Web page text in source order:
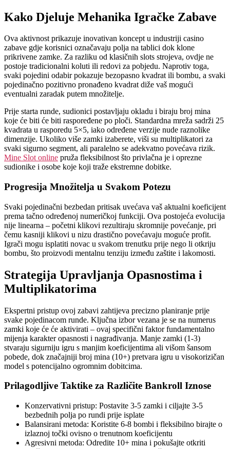
Kako Djeluje Mehanika Igračke Zabave
Ova aktivnost prikazuje inovativan koncept u industriji casino
zabave gdje korisnici označavaju polja na tablici dok klone
prikrivene zamke. Za razliku od klasičnih slots strojeva, ovdje ne
postoje tradicionalni koluti ili redovi za pobjedu. Naprotiv toga,
svaki pojedini odabir pokazuje bezopasno kvadrat ili bombu, a svaki
pojedinačno pozitivno pronađeno kvadrat diže vaš mogući
eventualni zaradak putem množitelje.
Prije starta runde, sudionici postavljaju okladu i biraju broj mina
koje će biti će biti raspoređene po ploči. Standardna mreža sadrži 25
kvadrata u rasporedu 5×5, iako određene verzije nude raznolike
dimenzije. Ukoliko više zamki izaberete, viši su multiplikatori za
svaki sigurno segment, ali paralelno se adekvatno povećava rizik.
Mine Slot online pruža fleksibilnost što privlačna je i oprezne
sudionike i osobe koje koji traže ekstremne dobitke.
Progresija Množitelja u Svakom Potezu
Svaki pojedinačni bezbedan pritisak uvećava vaš aktualni koeficijent
prema tačno određenoj numeričkoj funkciji. Ova postojeća evolucija
nije linearna – početni klikovi rezultiraju skromnije povećanje, pri
čemu kasniji klikovi u nizu drastično povećavaju moguće profit.
Igrači mogu isplatiti novac u svakom trenutku prije nego li otkriju
bombu, što proizvodi mentalnu tenziju između zaštite i lakomosti.
Strategija Upravljanja Opasnostima i
Multiplikatorima
Ekspertni pristup ovoj zabavi zahtijeva precizno planiranje prije
svake pojedinacom runde. Ključna izbor vezana je se na numerus
zamki koje će će aktivirati – ovaj specifični faktor fundamentalno
mijenja karakter opasnosti i nagrađivanja. Manje zamki (1-3)
stvaraju sigurniju igru s manjim koeficijentima ali višom šansom
pobede, dok značajniji broj mina (10+) pretvara igru u visokorizičan
model s potencijalno ogromnim dobitcima.
Prilagodljive Taktike za Različite Bankroll Iznose
Konzervativni pristup: Postavite 3-5 zamki i ciljajte 3-5
bezbednih polja po rundi prije isplate
Balansirani metoda: Koristite 6-8 bombi i fleksibilno birajte o
izlaznoj točki ovisno o trenutnom koeficijentu
Agresivni metoda: Odredite 10+ mina i pokušajte otkriti